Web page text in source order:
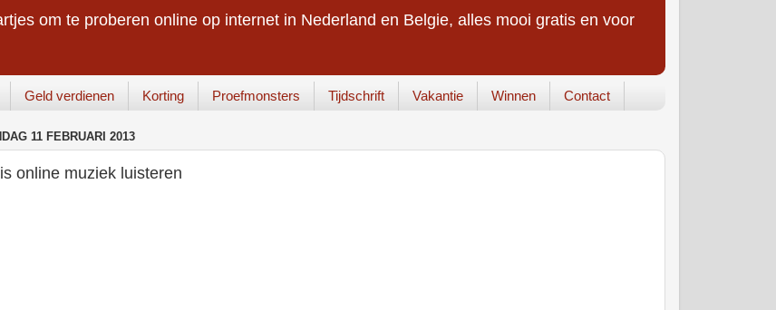
om te proberen online op internet in Nederland en Belgie, alles mooi gratis en voor
Geld verdienen Korting Proefmonsters Tijdschrift Vakantie Winnen Contact
11 FEBRUARI 2013
online muziek luisteren